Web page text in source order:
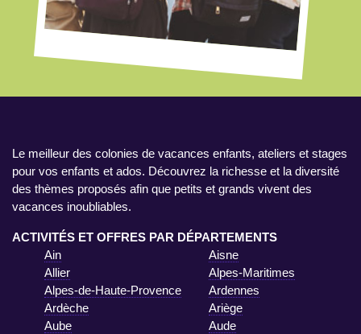
Le meilleur des colonies de vacances enfants, ateliers et stages
pour vos enfants et ados. Découvrez la richesse et la diversité
des thèmes proposés afin que petits et grands vivent des
vacances inoubliables.
ACTIVITÉS ET OFFRES PAR DÉPARTEMENTS
Ain
Aisne
Allier
Alpes-Maritimes
Alpes-de-Haute-Provence
Ardennes
Ardèche
Ariège
Aube
Aude